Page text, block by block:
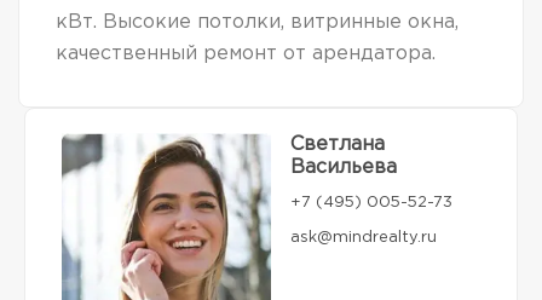
кВт. Высокие потолки, витринные окна,
качественный ремонт от арендатора.
Светлана
Васильева
+7 (495) 005-52-73
ask@mindrealty.ru